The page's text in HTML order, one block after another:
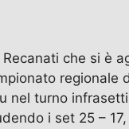
che si è
regionale
nel turno
i set 25 – 17,